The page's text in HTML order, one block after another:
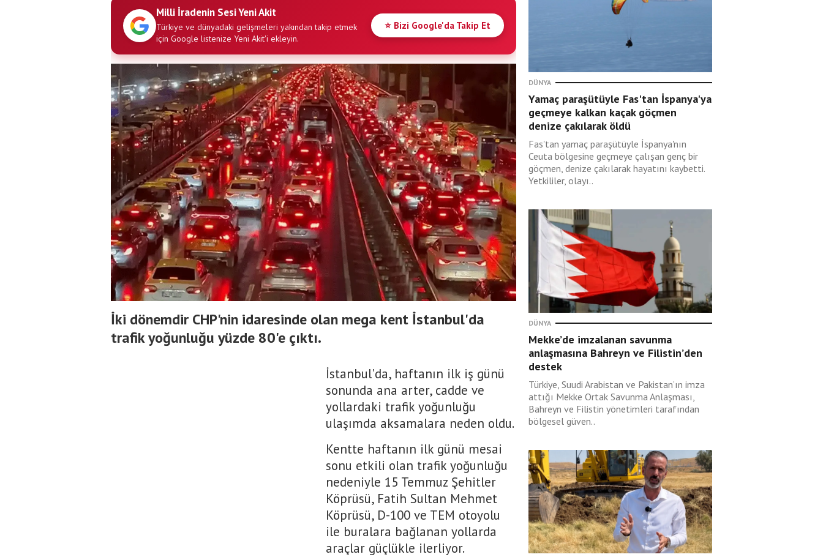
Milli İradenin Sesi Yeni Akit
Türkiye ve dünyadaki gelişmeleri yakından takip etmek
için Google listenize Yeni Akit'i ekleyin.
⭐ Bizi Google'da Takip Et
İki dönemdir CHP'nin idaresinde olan mega kent İstanbul'da
trafik yoğunluğu yüzde 80'e çıktı.
İstanbul'da, haftanın ilk iş günü
sonunda ana arter, cadde ve
yollardaki trafik yoğunluğu
ulaşımda aksamalara neden oldu.
Kentte haftanın ilk günü mesai
sonu etkili olan trafik yoğunluğu
nedeniyle 15 Temmuz Şehitler
Köprüsü, Fatih Sultan Mehmet
Köprüsü, D-100 ve TEM otoyolu
ile buralara bağlanan yollarda
araçlar güçlükle ilerliyor.
DÜNYA
Yamaç paraşütüyle Fas'tan İspanya'ya
geçmeye kalkan kaçak göçmen
denize çakılarak öldü
Fas'tan yamaç paraşütüyle İspanya'nın
Ceuta bölgesine geçmeye çalışan genç bir
göçmen, denize çakılarak hayatını kaybetti.
Yetkililer, olayı..
DÜNYA
Mekke’de imzalanan savunma
anlaşmasına Bahreyn ve Filistin’den
destek
Türkiye, Suudi Arabistan ve Pakistan’ın imza
attığı Mekke Ortak Savunma Anlaşması,
Bahreyn ve Filistin yönetimleri tarafından
bölgesel güven..